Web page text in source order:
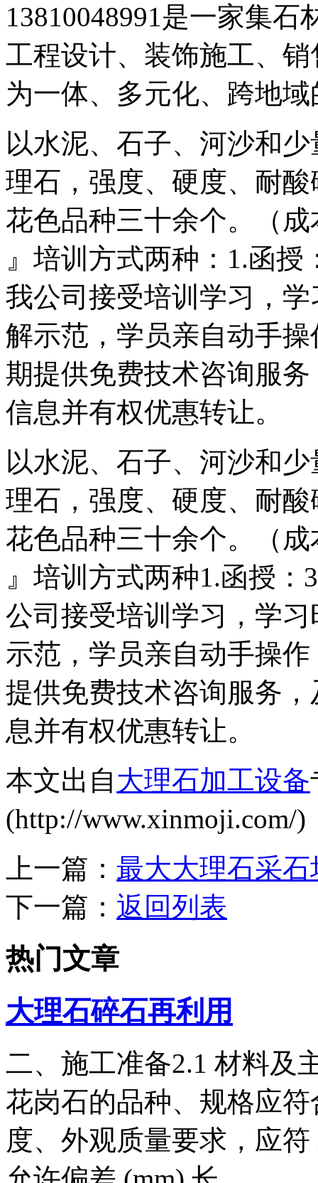
13810048991是一家集
工程设计、装饰施工、
为一体、多元化、跨地
以水泥、石子、河沙和
理石，强度、硬度、耐
花色品种三十余个。（
』培训方式两种：1.函授
我公司接受培训学习，
解示范，学员亲自动手
期提供免费技术咨询服
信息并有权优惠转让。
以水泥、石子、河沙和
理石，强度、硬度、耐
花色品种三十余个。（
』培训方式两种1.函授：
公司接受培训学习，学
示范，学员亲自动手操
提供免费技术咨询服务
息并有权优惠转让。
本文出自大理石加工设备
(http://www.xinmoji.com/
上一篇： 最大大理石采石
下一篇： 返回列表
热门文章
大理石碎石再利用
二、施工准备2.1 材料及
花岗石的品种、规格应
度、外观质量要求，应